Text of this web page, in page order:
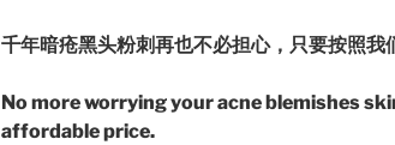
千年暗疮黑头粉刺再也不必担心，只要按照我
No more worrying your acne blemishes
affordable price.